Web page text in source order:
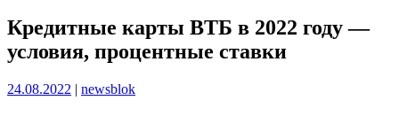
Кредитные карты ВТБ в 2022 году —
условия, процентные ставки
Опубликовано
24.08.2022 | Опубликовано
newsblok